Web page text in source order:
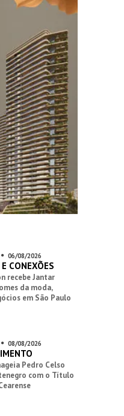
06/08/2026
CONEXÕES
recebe Jantar
da moda,
em São Paulo
08/08/2026
Pedro Celso
com o Título